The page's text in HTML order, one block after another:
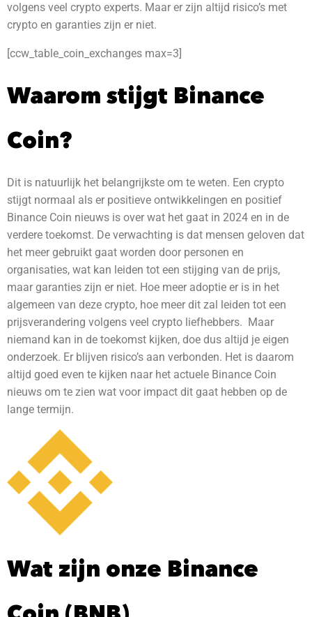
volgens veel crypto experts. Maar er zijn altijd risico’s met
crypto en garanties zijn er niet.
[ccw_table_coin_exchanges max=3]
Waarom stijgt Binance
Coin?
Dit is natuurlijk het belangrijkste om te weten. Een crypto
stijgt normaal als er positieve ontwikkelingen en positief
Binance Coin nieuws is over wat het gaat in 2024 en in de
verdere toekomst. De verwachting is dat mensen geloven dat
het meer gebruikt gaat worden door personen en
organisaties, wat kan leiden tot een stijging van de prijs,
maar garanties zijn er niet. Hoe meer adoptie er is in het
algemeen van deze crypto, hoe meer dit zal leiden tot een
prijsverandering volgens veel crypto liefhebbers. Maar
niemand kan in de toekomst kijken, doe dus altijd je eigen
onderzoek. Er blijven risico’s aan verbonden. Het is daarom
altijd goed even te kijken naar het actuele Binance Coin
nieuws om te zien wat voor impact dit gaat hebben op de
lange termijn.
Wat zijn onze Binance